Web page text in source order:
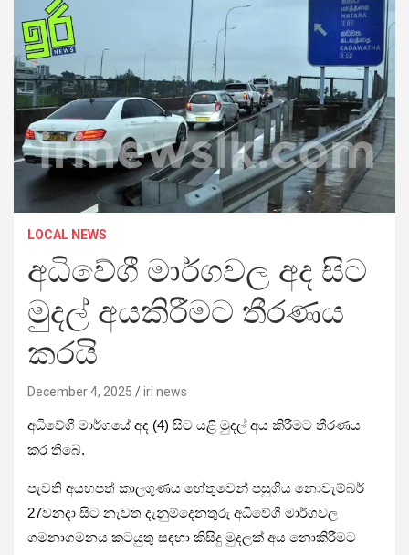
LOCAL NEWS
අධිවේගී මාර්ගවල අද සිට
මුදල් අයකිරීමට තීරණය
කරයි
December 4, 2025 iri news
අධිවේගී මාර්ගයේ අද (4) සිට යළි මුදල් අය කිරීමට තීරණය
කර තිබේ.
පැවති අයහපත් කාලගුණය හේතුවෙන් පසුගිය නොවැම්බර්
27වනදා සිට නැවත දැනුම්දෙනතුරු අධිවේගී මාර්ගවල
ගමනාගමනය කටයුතු සඳහා කිසිදු මුදලක් අය නොකිරීමට